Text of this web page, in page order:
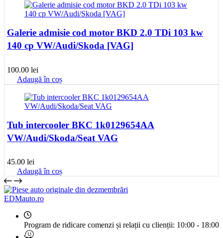
Galerie admisie cod motor BKD 2.0 TDi 103 kw
140 cp VW/Audi/Skoda [VAG]
100.00 lei
Adaugă în coș
Tub intercooler BKC 1k0129654AA
VW/Audi/Skoda/Seat VAG
45.00 lei
Adaugă în coș
EDMauto.ro
Program de ridicare comenzi și relații cu clienții: 10:00 - 18:00